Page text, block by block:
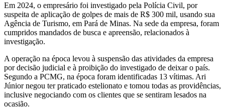
Em 2024, o empresário foi investigado pela Polícia Civil, por
suspeita de aplicação de golpes de mais de R$ 300 mil, usando sua
Agência de Turismo, em Pará de Minas. Na sede da empresa, foram
cumpridos mandados de busca e apreensão, relacionados à
investigação.
A operação na época levou à suspensão das atividades da empresa
por decisão judicial e à proibição do investigado de deixar o país.
Segundo a PCMG, na época foram identificadas 13 vítimas. Ari
Júnior negou ter praticado estelionato e tomou todas as providências,
inclusive negociando com os clientes que se sentiram lesados na
ocasião.